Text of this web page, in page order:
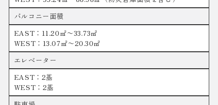
バルコニー面積
EAST：11.20㎡〜33.73㎡
WEST：13.07㎡〜20.30㎡
エレベーター
EAST：2基
WEST：2基